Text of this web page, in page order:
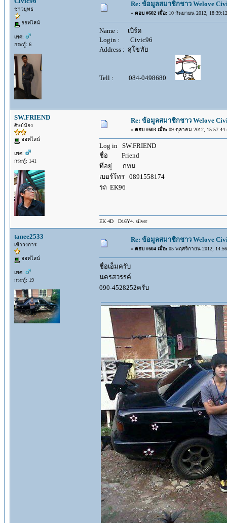
ชาวยุทธ
ออฟไลน์
เพศ:
กระทู้: 6
Re: ข้อมูลสมาชิกชาว Welove
« ตอบ #602 เมื่อ: 10 กันยายน 2012,
Name : เบิร์ด
Login : Civic96
Address : สุโขทัย
Tell : 084-0498680
SW.FRIEND
ศิษย์น้อง
ออฟไลน์
เพศ:
กระทู้: 141
Re: ข้อมูลสมาชิกชาว Welove
« ตอบ #603 เมื่อ: 09 ตุลาคม 2012, 15:57:44
Log in SW.FRIEND
ชื่อ Friend
ที่อยู่ กทม
เบอร์โทร 0891558174
รถ EK96
EK 4D D16Y4. silver
tanee2533
เข้าวงการ
ออฟไลน์
เพศ:
กระทู้: 19
Re: ข้อมูลสมาชิกชาว Welove
« ตอบ #604 เมื่อ: 05 พฤศจิกายน 2012,
ชื่อเอ็มครับ
นครสวรรค์
090-4528252ครับ